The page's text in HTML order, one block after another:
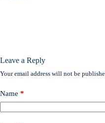
Leave a Reply
Your email address will not be
Name *